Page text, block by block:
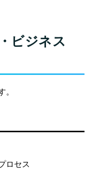
ビジネス
ロセス